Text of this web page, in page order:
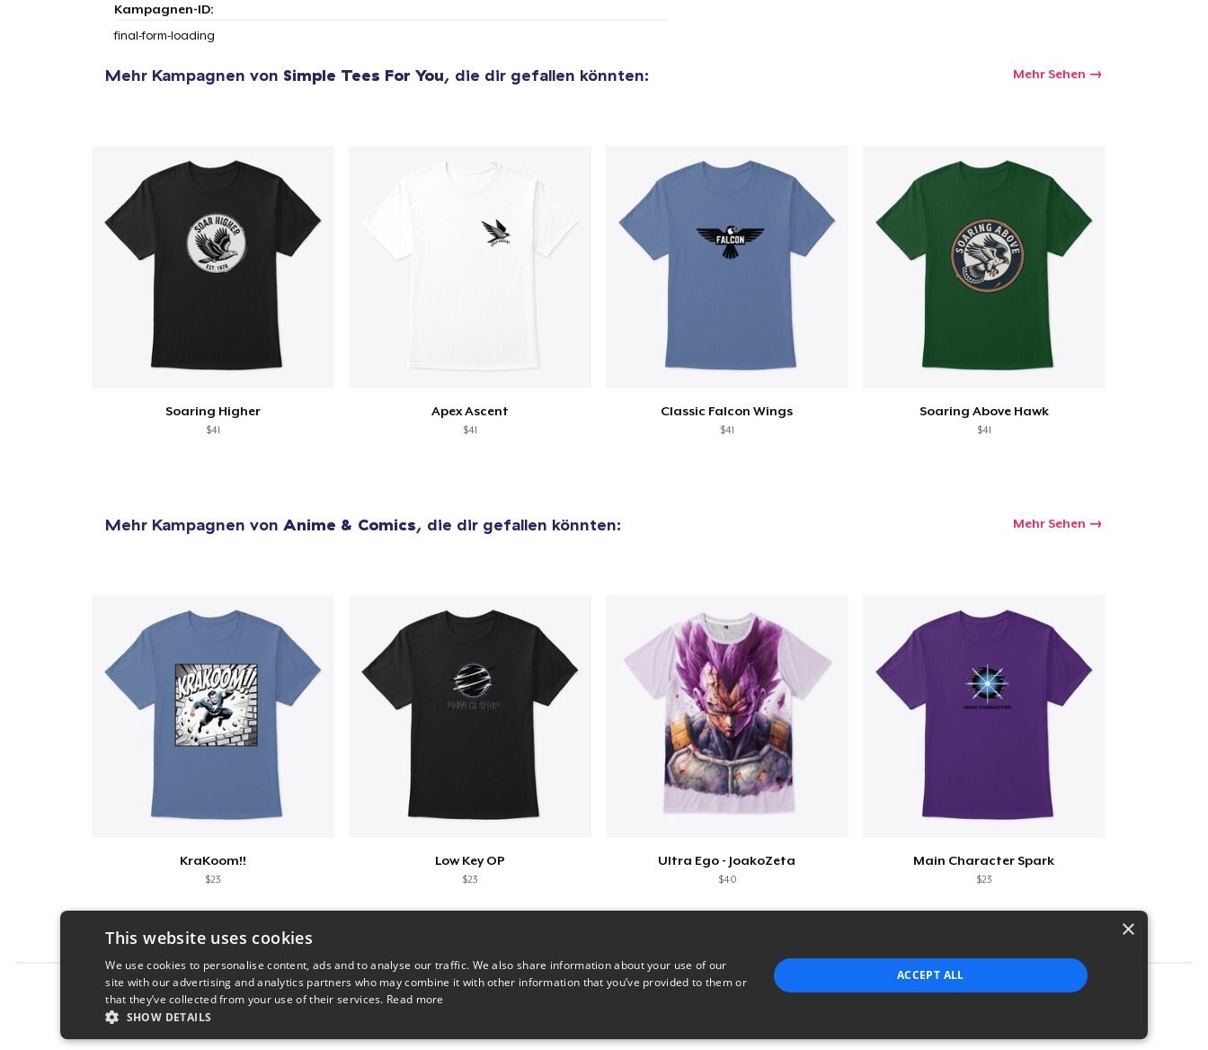
Kampagnen-ID:
final-form-loading
Mehr Kampagnen von Simple Tees For You, die dir gefallen könnten: Mehr Sehen
Soaring Higher
$41
Apex Ascent
$41
Classic Falcon Wings
$41
Soaring Above Hawk
$41
Mehr Kampagnen von Anime & Comics, die dir gefallen könnten: Mehr Sehen
KraKoom!!
$23
Low Key OP
$23
Ultra Ego - JoakoZeta
$40
Main Character Spark
$23
Report this product
×
This website uses cookies
We use cookies to personalise content, ads and to analyse our traffic. We also share information about your use of our
site with our advertising and analytics partners who may combine it with other information that you’ve provided to them or
that they’ve collected from your use of their services. Read more
SHOW DETAILS
ACCEPT ALL